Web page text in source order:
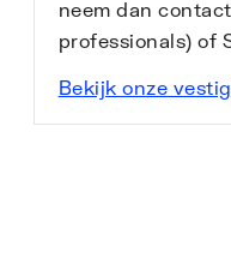
neem dan
professionals) of
Bekijk onze